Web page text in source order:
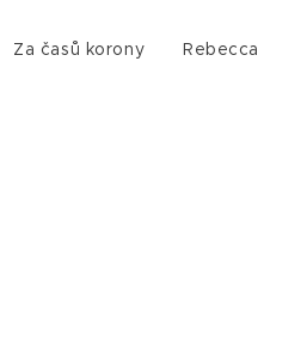
Za časů korony Rebecca